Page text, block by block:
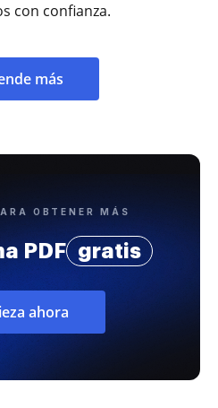
con confianza.
más
OBTENER MÁS
PDF gratis
ahora